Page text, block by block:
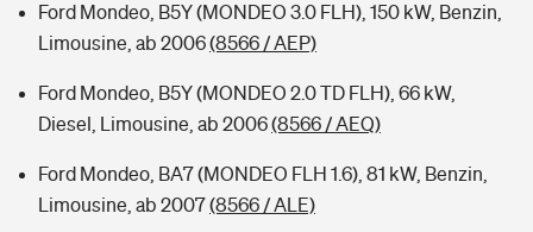
Ford Mondeo, B5Y (MONDEO 3.0 FLH), 150 kW, Benzin,
Limousine, ab 2006(8566 / AEP)
Ford Mondeo, B5Y (MONDEO 2.0 TD FLH), 66 kW,
Diesel, Limousine, ab 2006(8566 / AEQ)
Ford Mondeo, BA7 (MONDEO FLH 1.6), 81 kW, Benzin,
Limousine, ab 2007(8566 / ALE)